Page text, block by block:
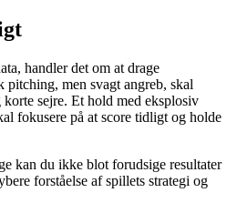
handler det om at drage
men svagt angreb, skal
korte sejre. Et hold med eksplosiv
fokusere på at score tidligt og holde
kan du ikke blot forudsige resultater
forståelse af spillets strategi og